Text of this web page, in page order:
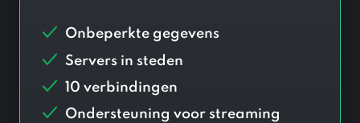
Onbeperkte gegevens
Servers in steden
10 verbindingen
Ondersteuning voor streaming